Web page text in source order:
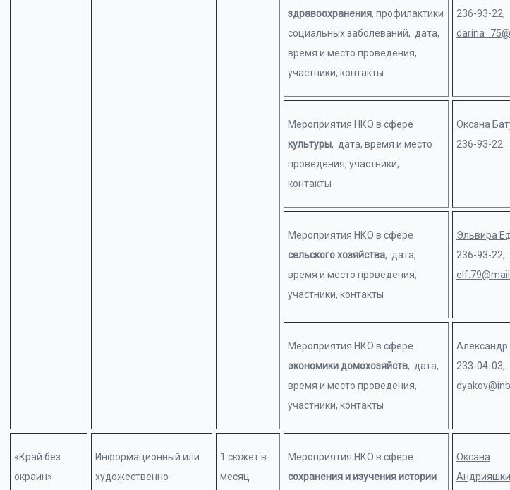
здравоохранения, профилактики
социальных заболеваний, дата,
время и место проведения,
участники, контакты
236-93-22,
Мероприятия НКО в сфере
культуры, дата, время и место
проведения, участники,
контакты
Оксана
236-93-22
Мероприятия НКО в сфере
сельского хозяйства, дата,
время и место проведения,
участники, контакты
Эльвира
236-93-22,
Мероприятия НКО в сфере
экономики домохозяйств, дата,
время и место проведения,
участники, контакты
233-04-03,
«Край без
окраин»
Информационный или
художественно-
1 сюжет в
месяц
Мероприятия НКО в сфере
сохранения и изученияистории
Оксана